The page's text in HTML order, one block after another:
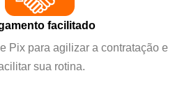
facilitado
Pix para agilizar a contratação e
sua rotina.